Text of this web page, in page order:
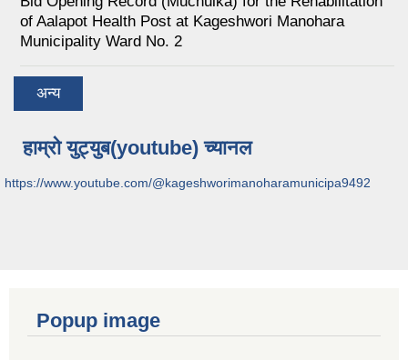
of Aalapot Health Post at Kageshwori Manohara
Municipality Ward No. 2
अन्य
हाम्रो युट्युब(youtube) च्यानल
https://www.youtube.com/@kageshworimanoharamunicipa9492
Popup image